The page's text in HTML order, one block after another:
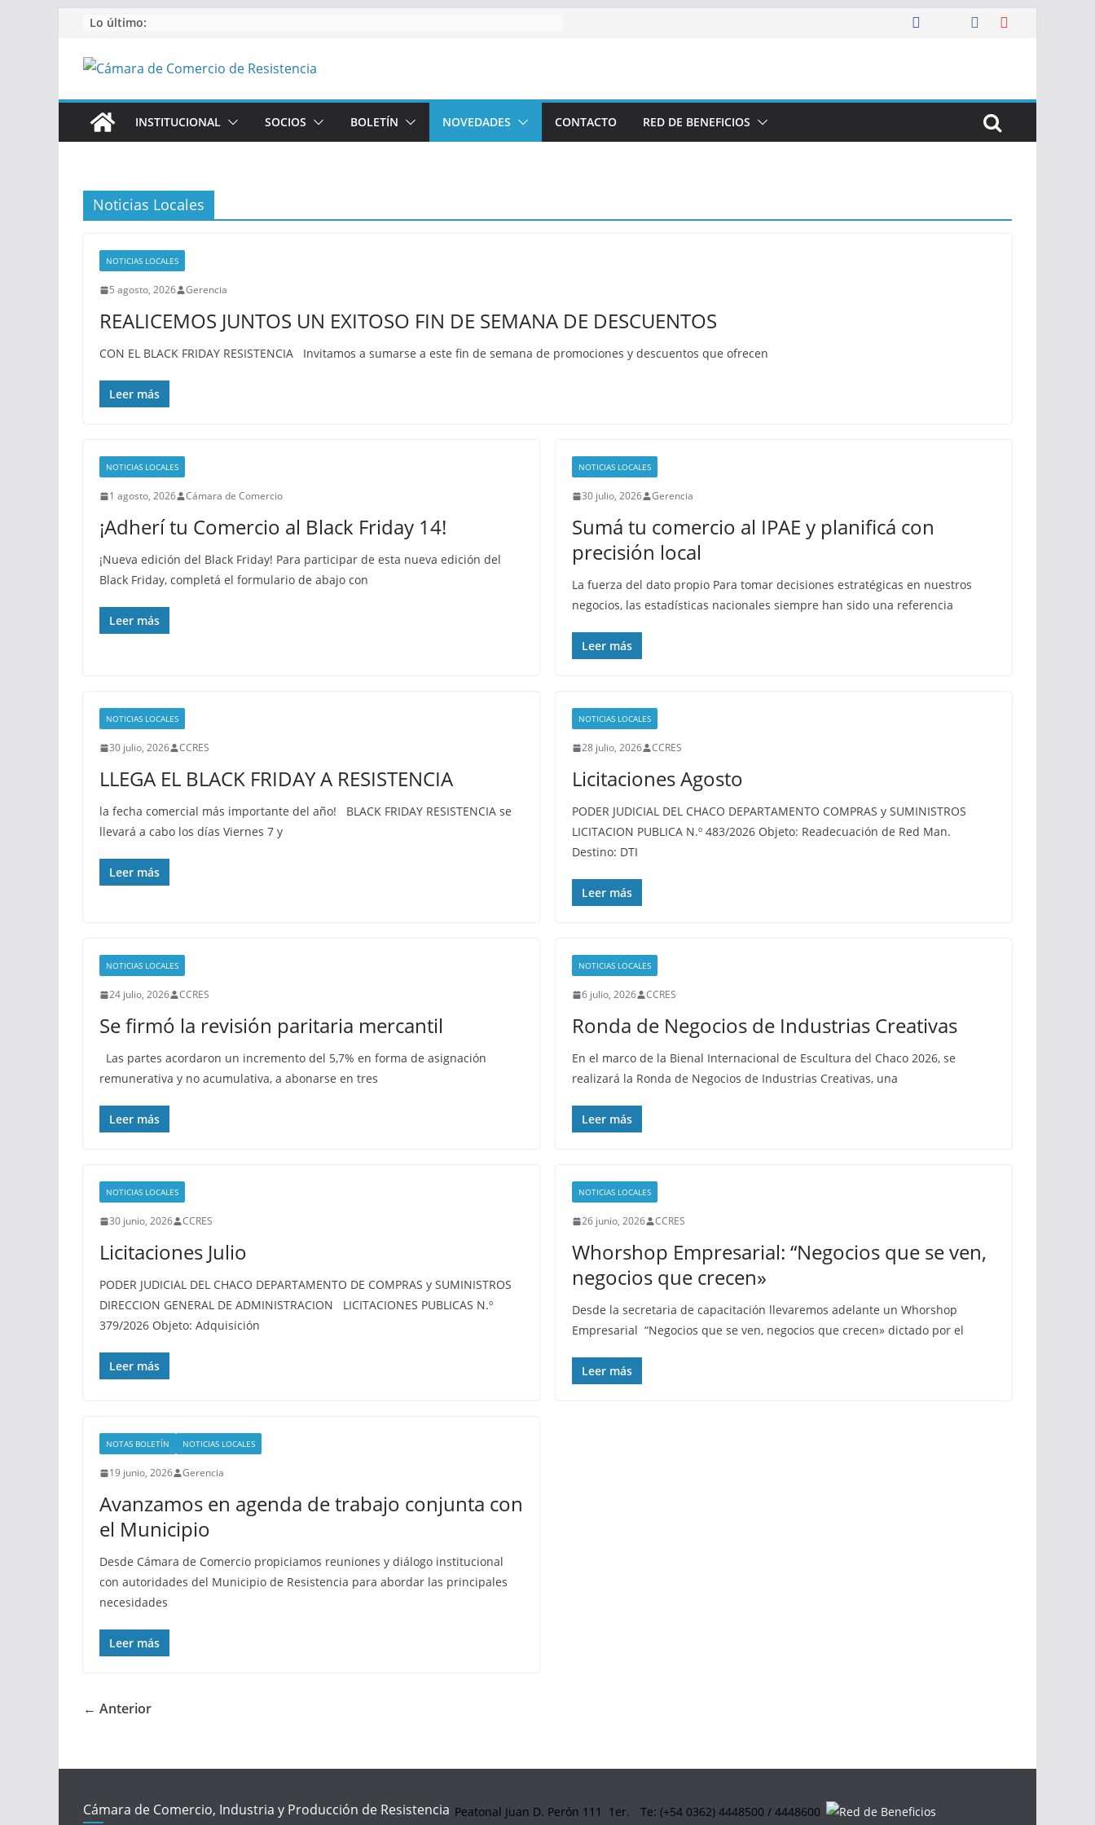
Saltar
contenido
Lo último:
INSTITUCIONAL SOCIOS BOLETÍN NOVEDADES CONTACTO RED DE BENEFICIOS
Noticias Locales
NOTICIAS LOCALES
5 agosto, 2026 Gerencia
REALICEMOS JUNTOS UN EXITOSO FIN DE SEMANA DE DESCUENTOS
CON EL BLACK FRIDAY RESISTENCIA Invitamos a sumarse a este fin de semana de promociones y descuentos que ofrecen
Leer más
NOTICIAS LOCALES
1 agosto, 2026 Cámara de Comercio
¡Adherí tu Comercio al Black Friday 14!
¡Nueva edición del Black Friday! Para participar de esta nueva edición del
Black Friday, completá el formulario de abajo con
Leer más
NOTICIAS LOCALES
30 julio, 2026 Gerencia
Sumá tu comercio al IPAE y planificá con
precisión local
La fuerza del dato propio Para tomar decisiones estratégicas en nuestros
negocios, las estadísticas nacionales siempre han sido una referencia
Leer más
NOTICIAS LOCALES
30 julio, 2026 CCRES
LLEGA EL BLACK FRIDAY A RESISTENCIA
la fecha comercial más importante del año! BLACK FRIDAY RESISTENCIA se
llevará a cabo los días Viernes 7 y
Leer más
NOTICIAS LOCALES
28 julio, 2026 CCRES
Licitaciones Agosto
PODER JUDICIAL DEL CHACO DEPARTAMENTO COMPRAS y SUMINISTROS
LICITACION PUBLICA N.º 483/2026 Objeto: Readecuación de Red Man.
Destino: DTI
Leer más
NOTICIAS LOCALES
24 julio, 2026 CCRES
Se firmó la revisión paritaria mercantil
Las partes acordaron un incremento del 5,7% en forma de asignación
remunerativa y no acumulativa, a abonarse en tres
Leer más
NOTICIAS LOCALES
6 julio, 2026 CCRES
Ronda de Negocios de Industrias Creativas
En el marco de la Bienal Internacional de Escultura del Chaco 2026, se
realizará la Ronda de Negocios de Industrias Creativas, una
Leer más
NOTICIAS LOCALES
30 junio, 2026 CCRES
Licitaciones Julio
PODER JUDICIAL DEL CHACO DEPARTAMENTO DE COMPRAS y SUMINISTROS
DIRECCION GENERAL DE ADMINISTRACION LICITACIONES PUBLICAS N.º
379/2026 Objeto: Adquisición
Leer más
NOTICIAS LOCALES
26 junio, 2026 CCRES
Whorshop Empresarial: “Negocios que se ven,
negocios que crecen»
Desde la secretaria de capacitación llevaremos adelante un Whorshop
Empresarial “Negocios que se ven, negocios que crecen» dictado por el
Leer más
NOTAS BOLETÍN NOTICIAS LOCALES
19 junio, 2026 Gerencia
Avanzamos en agenda de trabajo conjunta con
el Municipio
Desde Cámara de Comercio propiciamos reuniones y diálogo institucional
con autoridades del Municipio de Resistencia para abordar las principales
necesidades
Leer más
← Anterior
Cámara de Comercio, Industria y Producción de Resistencia Peatonal Juan D. Perón 111 1er.
Te: (+54 0362) 4448500 / 4448600